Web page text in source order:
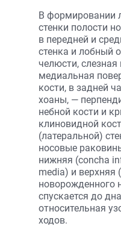
В формировании
стенки полости
в передней и
стенка и лобный
челюсти, слезная
медиальная
кости, в задней
хоаны, —
небной кости и
клиновидной
(латеральной)
носовые
нижняя (concha
media) и верхняя
новорожденного
спускается до
относительная
ходов.